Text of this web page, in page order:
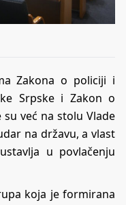
Zakona o policiji i
Srpske i Zakon o
već na stolu Vlade
na državu, a vlast
u povlačenju
koja je formirana